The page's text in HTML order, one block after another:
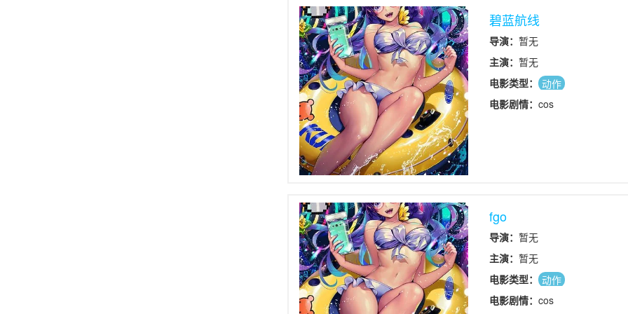
作りが得意なこはるは主人公
碧蓝航线
导演： 暂无
主演： 暂无
电影类型：
动作
电影剧情： cos
fgo
导演： 暂无
主演： 暂无
电影类型：
动作
电影剧情： cos